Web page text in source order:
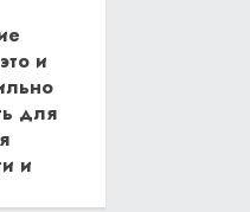
и
для
и